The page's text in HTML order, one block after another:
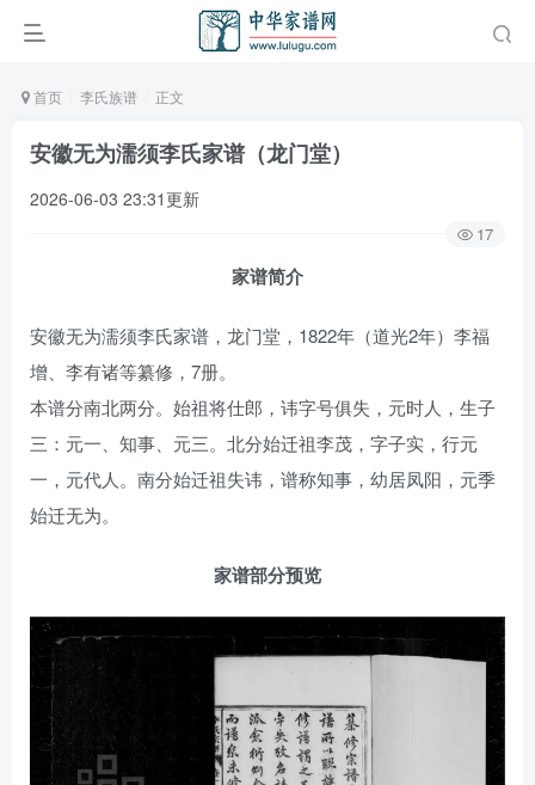
首页 李氏族谱 正文
安徽无为濡须李氏家谱（龙门堂）
2026-06-03 23:31更新
17
家谱简介
安徽无为濡须李氏家谱，龙门堂，1822年（道光2年）李福
增、李有诸等纂修，7册。
本谱分南北两分。始祖将仕郎，讳字号俱失，元时人，生子
三：元一、知事、元三。北分始迁祖李茂，字子实，行元
一，元代人。南分始迁祖失讳，谱称知事，幼居凤阳，元季
始迁无为。
家谱部分预览